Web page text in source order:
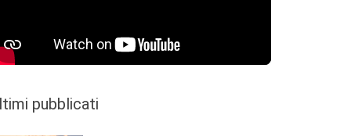
pubblicati